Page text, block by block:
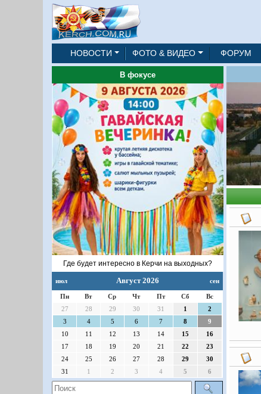
НОВОСТИ ФОТО & ВИДЕО ФОРУМ
В фокусе
Где будет интересно в Керчи на выходных?
июл Август 2026 сен
Пн Вт Ср Чт Пт Сб
Вс
27
28 29 30 31 1
2
3
4 5 6 7 8
9
10
11 12 13 14 15
16
17
18 19 20 21 22
23
24
25 26 27 28 29
30
31
1 2 3 4 5 6